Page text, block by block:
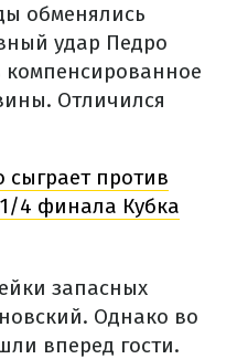
обменялись
удар Педро
компенсированное
Отличился
сыграет против
4 финала Кубка
запасных
Однако во
вперед гости.